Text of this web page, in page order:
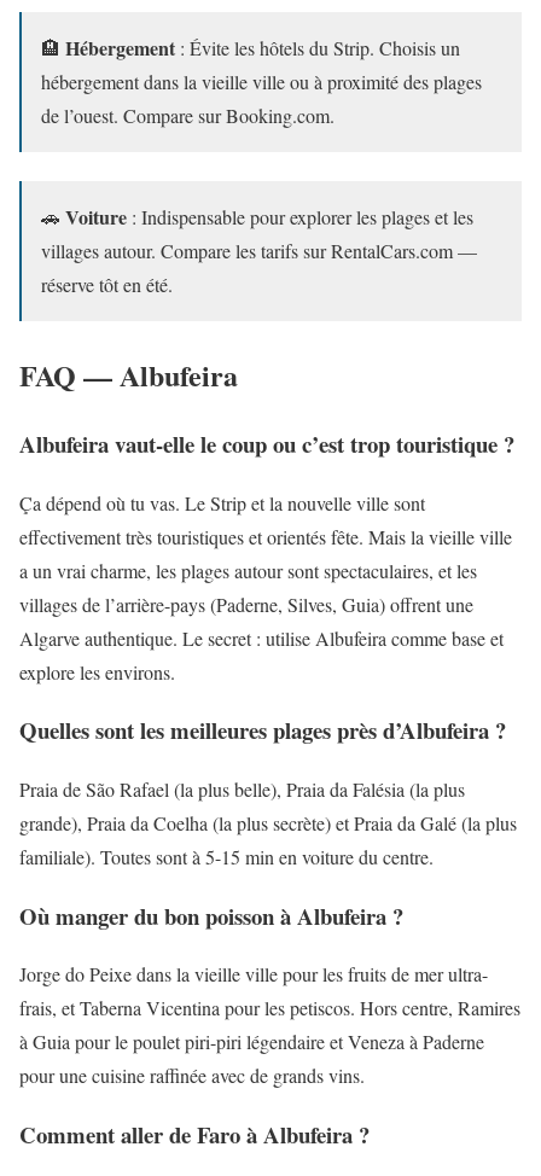
🏨 Hébergement : Évite les hôtels du Strip. Choisis un
hébergement dans la vieille ville ou à proximité des plages
de l’ouest. Compare sur Booking.com.
🚗 Voiture : Indispensable pour explorer les plages et les
villages autour. Compare les tarifs sur RentalCars.com —
réserve tôt en été.
FAQ — Albufeira
Albufeira vaut-elle le coup ou c’est trop touristique ?
Ça dépend où tu vas. Le Strip et la nouvelle ville sont
effectivement très touristiques et orientés fête. Mais la vieille ville
a un vrai charme, les plages autour sont spectaculaires, et les
villages de l’arrière-pays (Paderne, Silves, Guia) offrent une
Algarve authentique. Le secret : utilise Albufeira comme base et
explore les environs.
Quelles sont les meilleures plages près d’Albufeira ?
Praia de São Rafael (la plus belle), Praia da Falésia (la plus
grande), Praia da Coelha (la plus secrète) et Praia da Galé (la plus
familiale). Toutes sont à 5-15 min en voiture du centre.
Où manger du bon poisson à Albufeira ?
Jorge do Peixe dans la vieille ville pour les fruits de mer ultra-
frais, et Taberna Vicentina pour les petiscos. Hors centre, Ramires
à Guia pour le poulet piri-piri légendaire et Veneza à Paderne
pour une cuisine raffinée avec de grands vins.
Comment aller de Faro à Albufeira ?